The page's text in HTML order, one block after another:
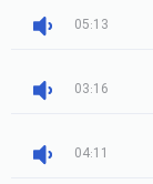
05:13
03:16
04:11